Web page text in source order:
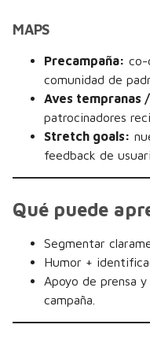
MAPS
Precampaña: co-
comunidad de
Aves tempranas
patrocinadores
Stretch goals:
feedback de
Qué puede
Segmentar
Humor +
Apoyo de prensa
campaña.